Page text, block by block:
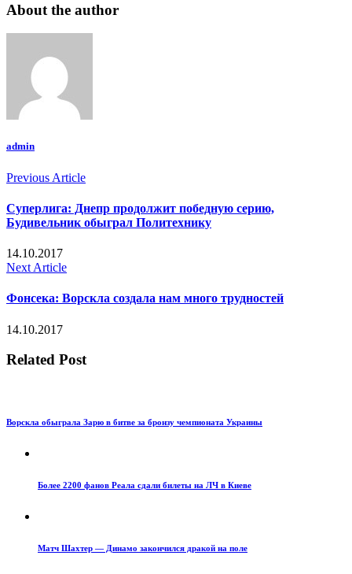
About the author
admin
Previous Article
Суперлига: Днепр продолжит победную серию,
Будивельник обыграл Политехнику
14.10.2017
Next Article
Фонсека: Ворскла создала нам много трудностей
14.10.2017
Related Post
Ворскла обыграла Зарю в битве за бронзу чемпионата Украины
Более 2200 фанов Реала сдали билеты на ЛЧ в Киеве
Матч Шахтер — Динамо закончился дракой на поле